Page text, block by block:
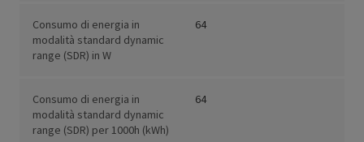
Consumo di energia in
modalità standard dynamic
range (SDR) in W
64
Consumo di energia in
modalità standard dynamic
range (SDR) per 1000h (kWh)
64